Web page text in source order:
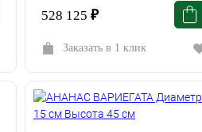
528 125 ₽
Заказать в 1 клик